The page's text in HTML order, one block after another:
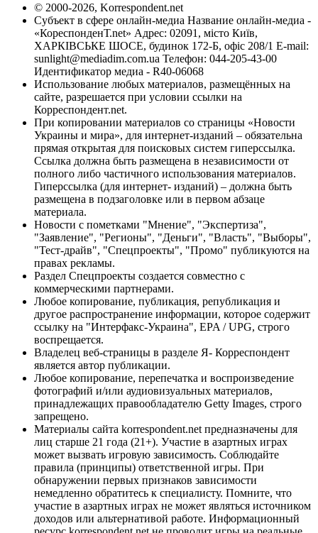
© 2000-2026, Korrespondent.net
Субъект в сфере онлайн-медиа Название онлайн-медиа -
«КореспонденТ.net» Адрес: 02091, місто Київ,
ХАРКІВСЬКЕ ШОСЕ, будинок 172-Б, офіс 208/1 E-mail:
sunlight@mediadim.com.ua Телефон: 044-205-43-00
Идентификатор медиа - R40-06068
Использование любых материалов, размещённых на
сайте, разрешается при условии ссылки на
Корреспондент.net.
При копировании материалов со страницы «Новости
Украины и мира», для интернет-изданий – обязательна
прямая открытая для поисковых систем гиперссылка.
Ссылка должна быть размещена в независимости от
полного либо частичного использования материалов.
Гиперссылка (для интернет- изданий) – должна быть
размещена в подзаголовке или в первом абзаце
материала.
Новости с пометками "Мнение", "Экспертиза",
"Заявление", "Регионы", "Деньги", "Власть", "Выборы",
"Тест-драйв", "Спецпроекты", "Промо" публикуются на
правах рекламы.
Раздел Спецпроекты создается совместно с
коммерческими партнерами.
Любое копирование, публикация, републикация и
другое распространение информации, которое содержит
ссылку на "Интерфакс-Украина", EPA / UPG, строго
воспрещается.
Владелец веб-страницы в разделе Я- Корреспондент
является автор публикации.
Любое копирование, перепечатка и воспроизведение
фотографий и/или аудиовизуальных материалов,
принадлежащих правообладателю Getty Images, строго
запрещено.
Материалы сайта korrespondent.net предназначены для
лиц старше 21 года (21+). Участие в азартных играх
может вызвать игровую зависимость. Соблюдайте
правила (принципы) ответственной игры. При
обнаружении первых признаков зависимости
немедленно обратитесь к специалисту. Помните, что
участие в азартных играх не может являться источником
доходов или альтернативой работе. Информационный